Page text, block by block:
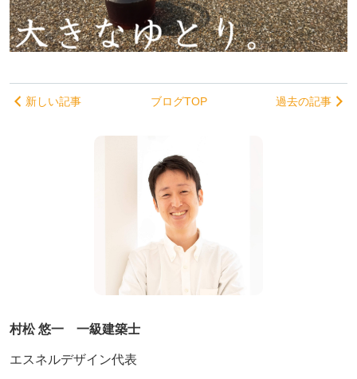
新しい記事 ブログTOP 過去の記事
村松 悠一 一級建築士
エスネルデザイン代表